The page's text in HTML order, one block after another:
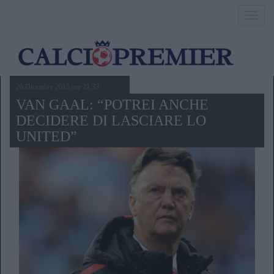
26 Dicembre 2015,ore 21.33
VAN GAAL: “POTREI ANCHE
DECIDERE DI LASCIARE LO
UNITED”